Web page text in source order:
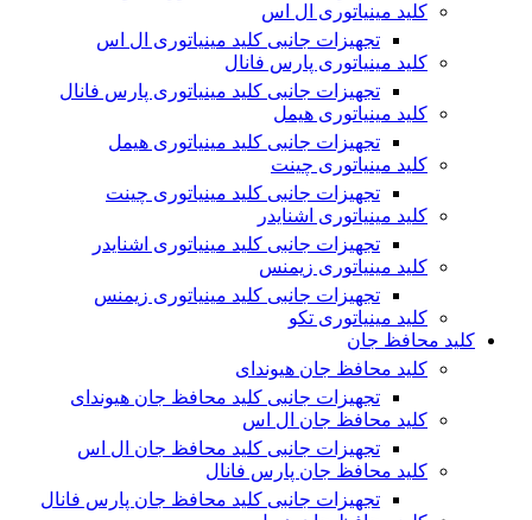
کلید مینیاتوری ال اس
تجهیزات جانبی کلید مینیاتوری ال اس
کلید مینیاتوری پارس فانال
تجهیزات جانبی کلید مینیاتوری پارس فانال
کلید مینیاتوری هیمل
تجهیزات جانبی کلید مینیاتوری هیمل
کلید مینیاتوری چینت
تجهیزات جانبی کلید مینیاتوری چینت
کلید مینیاتوری اشنایدر
تجهیزات جانبی کلید مینیاتوری اشنایدر
کلید مینیاتوری زیمنس
تجهیزات جانبی کلید مینیاتوری زیمنس
کلید مینیاتوری تکو
کلید محافظ جان
کلید محافظ جان هیوندای
تجهیزات جانبی کلید محافظ جان هیوندای
کلید محافظ جان ال اس
تجهیزات جانبی کلید محافظ جان ال اس
کلید محافظ جان پارس فانال
تجهیزات جانبی کلید محافظ جان پارس فانال